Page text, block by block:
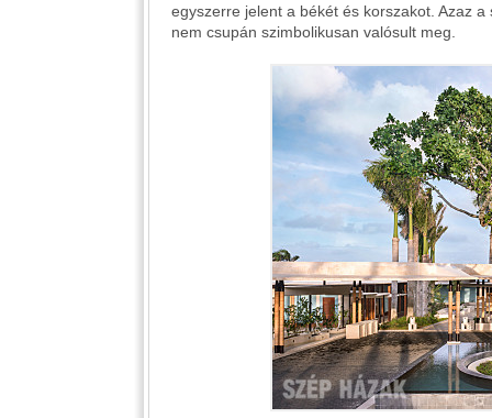
egyszerre jelent a békét és korszakot. Azaz
nem csupán szimbolikusan valósult meg.